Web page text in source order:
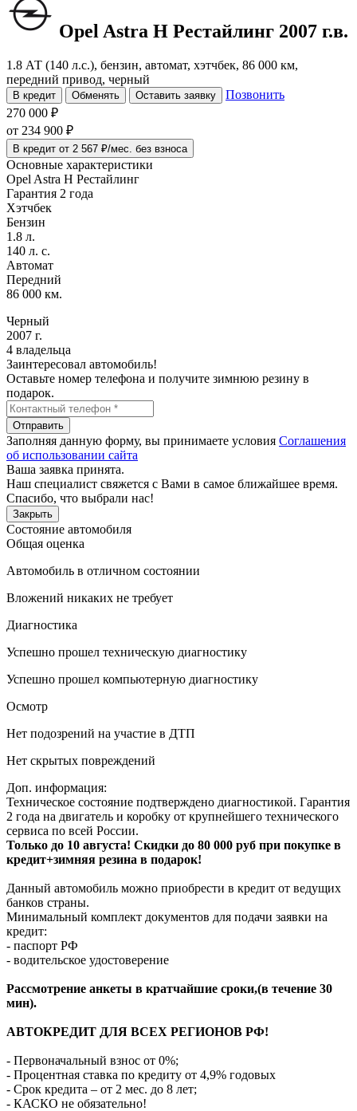
Opel Astra H Рестайлинг 2007 г.в.
1.8 АТ (140 л.с.), бензин, автомат, хэтчбек, 86 000 км,
передний привод, черный
В кредит Обменять Оставить заявку
Позвонить
270 000 ₽
от 234 900 ₽
В кредит от 2 567 ₽/мес. без взноса
Основные характеристики
Opel Astra H Рестайлинг
Гарантия 2 года
Хэтчбек
Бензин
1.8 л.
140 л. с.
Автомат
Передний
86 000 км.
Черный
2007 г.
4 владельца
Заинтересовал автомобиль!
Оставьте номер телефона и получите зимнюю резину в
подарок.
Отправить
Заполняя данную форму, вы принимаете условия Соглашения
об использовании сайта
Ваша заявка принята.
Наш специалист свяжется с Вами в самое ближайшее время.
Спасибо, что выбрали нас!
Закрыть
Состояние автомобиля
Общая оценка
Автомобиль в отличном состоянии
Вложений никаких не требует
Диагностика
Успешно прошел техническую диагностику
Успешно прошел компьютерную диагностику
Осмотр
Нет подозрений на участие в ДТП
Нет скрытых повреждений
Доп. информация:
Техническое состояние подтверждено диагностикой. Гарантия
2 года на двигатель и коробку от крупнейшего технического
сервиса по всей России.
Только до 10 августа! Скидки до 80 000 руб при покупке в
кредит+зимняя резина в подарок!
Данный автомобиль можно приобрести в кредит от ведущих
банков страны.
Минимальный комплект документов для подачи заявки на
кредит:
- паспорт РФ
- водительское удостоверение
Рассмотрение анкеты в кратчайшие сроки,(в течение 30
мин).
АВТОКРЕДИТ ДЛЯ ВСЕХ РЕГИОНОВ РФ!
- Первоначальный взнос от 0%;
- Процентная ставка по кредиту от 4,9% годовых
- Срок кредита – от 2 мес. до 8 лет;
- КАСКО не обязательно!